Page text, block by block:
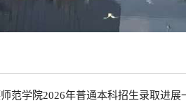
范学院2026年普通本科招生录取进展